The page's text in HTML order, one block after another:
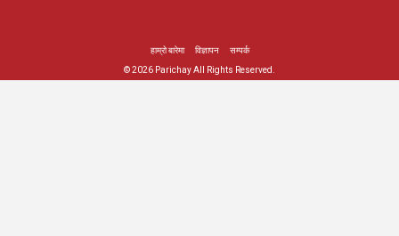
हाम्रो बारेमा विज्ञापन
सम्पर्क
© 2026 Parichay All Rights Reserved.